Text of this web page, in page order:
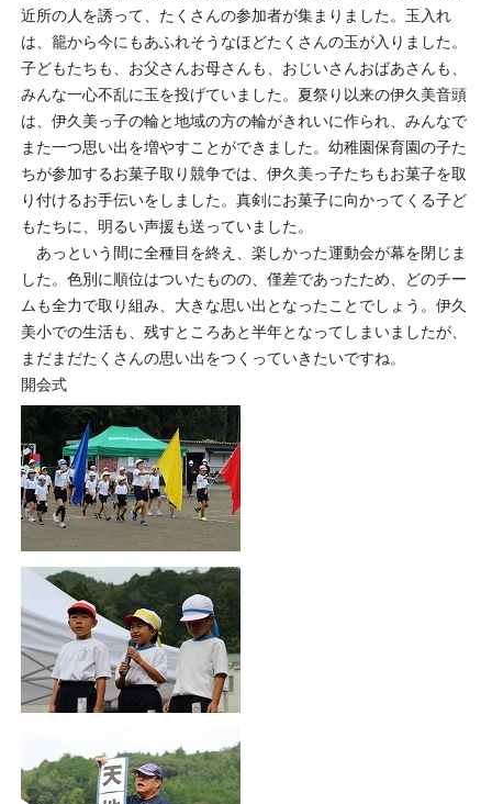
近所の人を誘って、たくさんの参加者が集まりました。玉入れ
は、籠から今にもあふれそうなほどたくさんの玉が入りました。
子どもたちも、お父さんお母さんも、おじいさんおばあさんも、
みんな一心不乱に玉を投げていました。夏祭り以来の伊久美音頭
は、伊久美っ子の輪と地域の方の輪がきれいに作られ、みんなで
また一つ思い出を増やすことができました。幼稚園保育園の子た
ちが参加するお菓子取り競争では、伊久美っ子たちもお菓子を取
り付けるお手伝いをしました。真剣にお菓子に向かってくる子ど
もたちに、明るい声援も送っていました。
あっという間に全種目を終え、楽しかった運動会が幕を閉じま
した。色別に順位はついたものの、僅差であったため、どのチー
ムも全力で取り組み、大きな思い出となったことでしょう。伊久
美小での生活も、残すところあと半年となってしまいましたが、
まだまだたくさんの思い出をつくっていきたいですね。
開会式